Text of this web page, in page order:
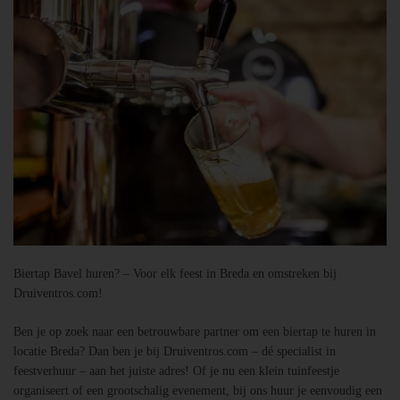
Biertap Bavel huren? – Voor elk feest in Breda en omstreken bij
Druiventros.com!
Ben je op zoek naar een betrouwbare partner om een biertap te huren in
locatie Breda? Dan ben je bij Druiventros.com – dé specialist in
feestverhuur – aan het juiste adres! Of je nu een klein tuinfeestje
organiseert of een grootschalig evenement, bij ons huur je eenvoudig een